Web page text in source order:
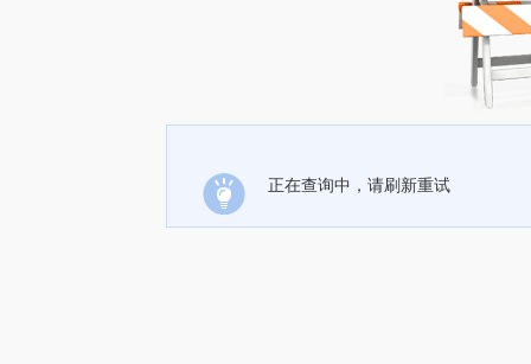
正在查询中，请刷新重试